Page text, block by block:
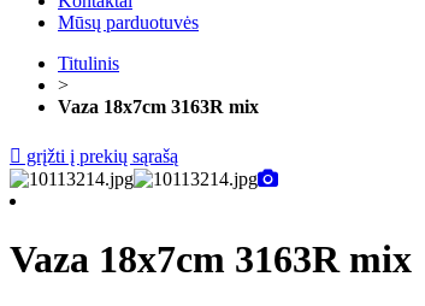
Mūsų parduotuvės
Titulinis
>
Vaza 18x7cm 3163R mix
grįžti į prekių sąrašą
Vaza 18x7cm 3163R mix